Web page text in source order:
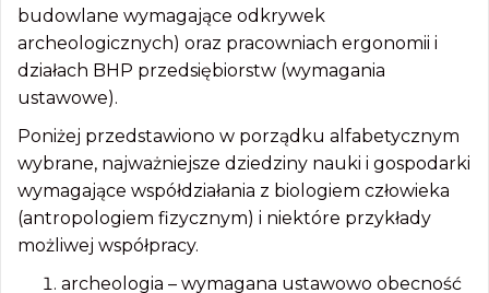
budowlane wymagające odkrywek
archeologicznych) oraz pracowniach ergonomii i
działach BHP przedsiębiorstw (wymagania
ustawowe).
Poniżej przedstawiono w porządku alfabetycznym
wybrane, najważniejsze dziedziny nauki i gospodarki
wymagające współdziałania z biologiem człowieka
(antropologiem fizycznym) i niektóre przykłady
możliwej współpracy.
archeologia – wymagana ustawowo obecność